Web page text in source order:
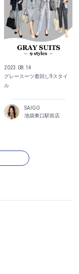
2023.08.14
グレースーツ着回し9スタイ
ル
SAIGO
池袋東口駅前店